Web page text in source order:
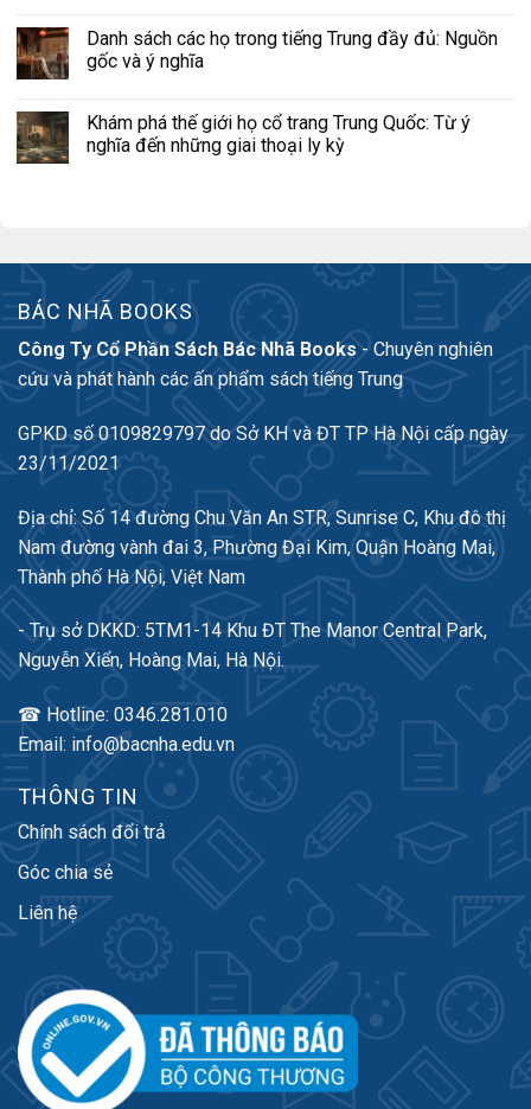
Danh sách các họ trong tiếng Trung đầy đủ: Nguồn
gốc và ý nghĩa
Khám phá thế giới họ cổ trang Trung Quốc: Từ ý
nghĩa đến những giai thoại ly kỳ
BÁC NHÃ BOOKS
Công Ty Cổ Phần Sách Bác Nhã Books - Chuyên nghiên
cứu và phát hành các ấn phẩm sách tiếng Trung
GPKD số 0109829797 do Sở KH và ĐT TP Hà Nội cấp ngày
23/11/2021
Địa chỉ: Số 14 đường Chu Văn An STR, Sunrise C, Khu đô thị
Nam đường vành đai 3, Phường Đại Kim, Quận Hoàng Mai,
Thành phố Hà Nội, Việt Nam
- Trụ sở DKKD: 5TM1-14 Khu ĐT The Manor Central Park,
Nguyễn Xiển, Hoàng Mai, Hà Nội.
☎ Hotline: 0346.281.010
Email: info@bacnha.edu.vn
THÔNG TIN
Chính sách đổi trả
Góc chia sẻ
Liên hệ